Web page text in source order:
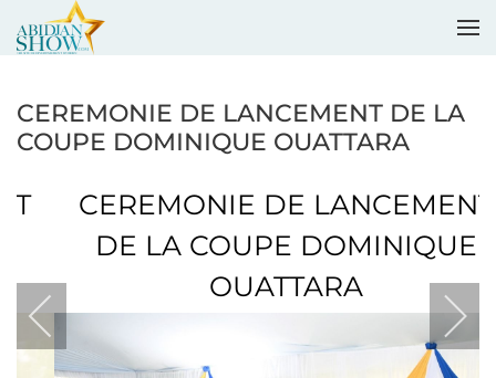
CEREMONIE DE LANCEMENT DE LA
COUPE DOMINIQUE OUATTARA
CEREMONIE DE LANCEMENT
DE LA COUPE DOMINIQUE
OUATTARA